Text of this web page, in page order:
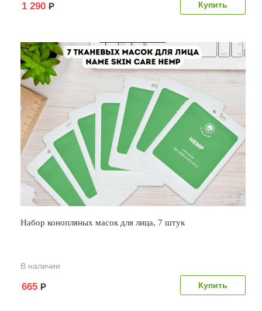
1 290 Р
Набор конопляных масок для лица, 7 штук
В наличии
665 Р